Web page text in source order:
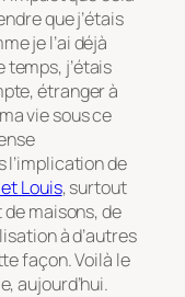
que j’étais
je l’ai déjà
temps, j’étais
étranger à
vie sous ce
l’implication de
Louis, surtout
maisons, de
à d’autres
façon. Voilà le
aujourd’hui.